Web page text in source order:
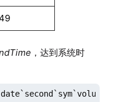
，达到系统时